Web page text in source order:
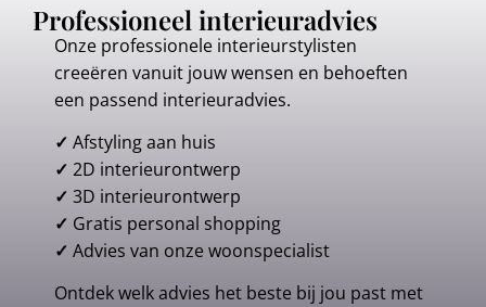
Professioneel interieuradvies
Onze professionele interieurstylisten
creeëren vanuit jouw wensen en behoeften
een passend interieuradvies.
✓ Afstyling aan huis
✓ 2D interieurontwerp
✓ 3D interieurontwerp
✓ Gratis personal shopping
✓ Advies van onze woonspecialist
Ontdek welk advies het beste bij jou past met